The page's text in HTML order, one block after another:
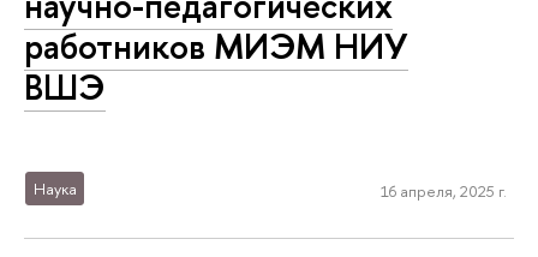
работников МИЭМ НИУ
ВШЭ
Наука 16 апреля, 2025 г.